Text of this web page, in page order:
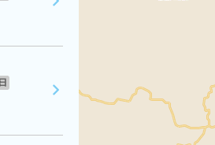
日